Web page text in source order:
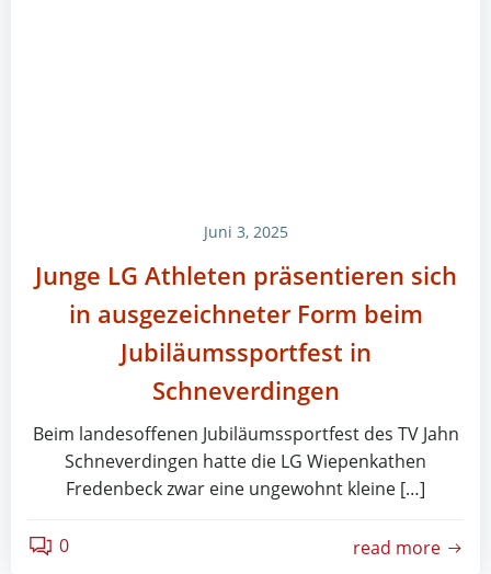
Juni 3, 2025
Junge LG Athleten präsentieren sich
in ausgezeichneter Form beim
Jubiläumssportfest in
Schneverdingen
Beim landesoffenen Jubiläumssportfest des TV Jahn
Schneverdingen hatte die LG Wiepenkathen
Fredenbeck zwar eine ungewohnt kleine […]
0 read more